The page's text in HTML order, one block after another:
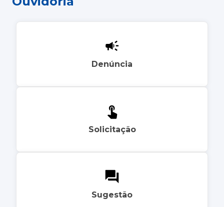
Denúncia
Solicitação
Sugestão